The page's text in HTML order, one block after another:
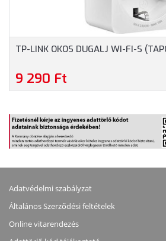
TP-LINK OKOS DUGALJ WI-FI-S
9 290 Ft
Adatvédelmi szabályzat
Általános Szerződési feltételek
Online vitarendezés